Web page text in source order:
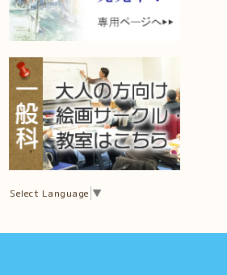
Select Language ▼